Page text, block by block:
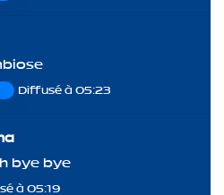
Diffusé à 05:23
bye bye
à 05:19